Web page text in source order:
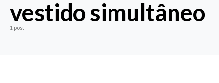
vestido simultâneo
1 post